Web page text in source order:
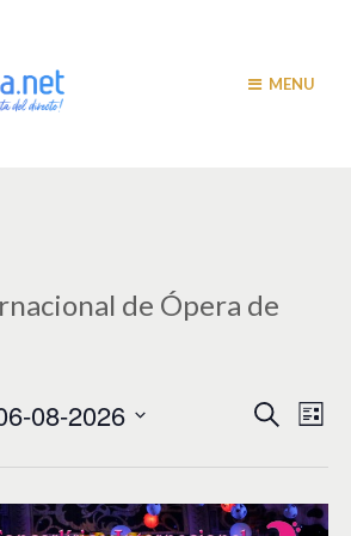
MENU
de Ópera de
N
v
B
c
r
N
v
e
L
08-2026